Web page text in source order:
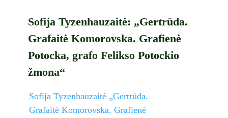
Sofija Tyzenhauzaitė: „Gertrūda.
Grafaitė Komorovska. Grafienė
Potocka, grafo Felikso Potockio
žmona“
Sofija Tyzenhauzaitė „Gertrūda.
Grafaitė Komorovska. Grafienė